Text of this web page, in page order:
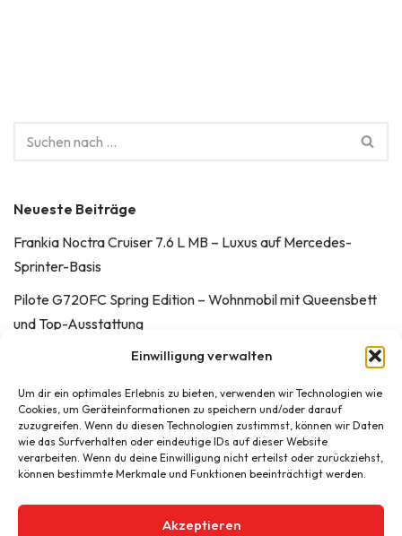
Einwilligung verwalten
Um dir ein optimales Erlebnis zu bieten, verwenden wir Technologien wie
Cookies, um Geräteinformationen zu speichern und/oder darauf
zuzugreifen. Wenn du diesen Technologien zustimmst, können wir Daten
wie das Surfverhalten oder eindeutige IDs auf dieser Website
verarbeiten. Wenn du deine Einwilligung nicht erteilst oder zurückziehst,
können bestimmte Merkmale und Funktionen beeinträchtigt werden.
Akzeptieren
Neueste Beiträge
Frankia Noctra Cruiser 7.6 L MB – Luxus auf Mercedes-
Sprinter-Basis
Pilote G720FC Spring Edition – Wohnmobil mit Queensbett
und Top-Ausstattung
FRANKIA NOCTRA
FRANKIA PLATIN FINAL EDITION
REISEMOBIL FRANKIA NOCTRA CRUISER
Neueste Kommentare